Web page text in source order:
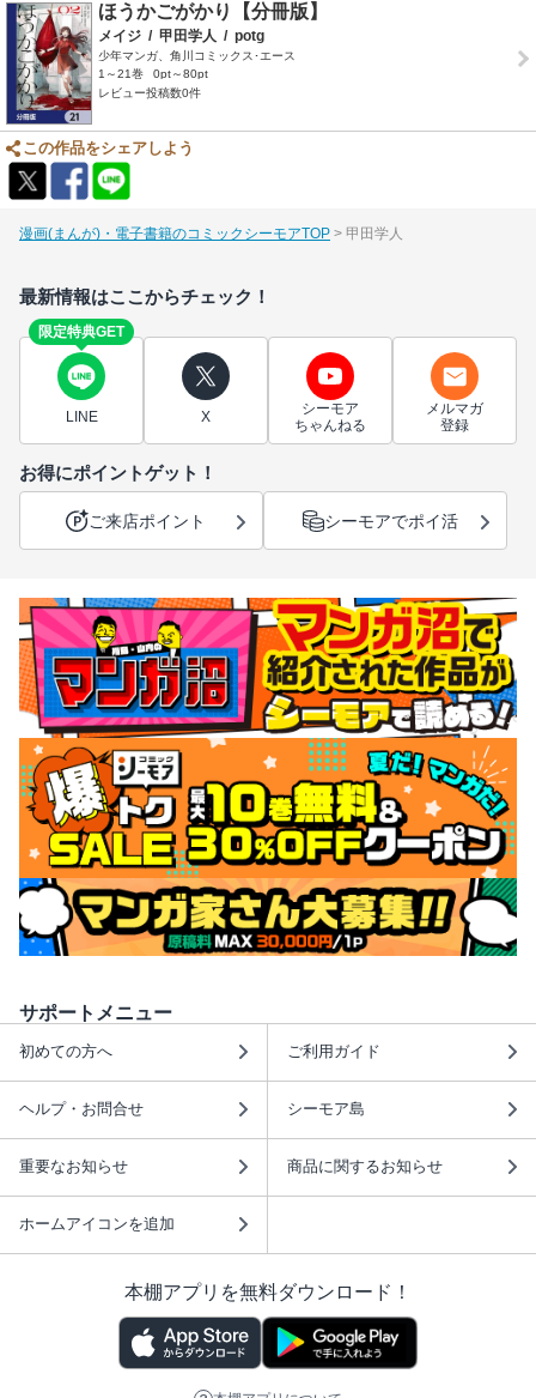
ほうかごがかり【分冊版】
メイジ / 甲田学人 / potg
少年マンガ、角川コミックス･エース
1～21巻
0pt～80pt
レビュー投稿数0件
この作品をシェアしよう
漫画(まんが)・電子書籍のコミックシーモアTOP 甲田学人
最新情報はここからチェック！
限定特典GET
LINE X
シーモア
ちゃんねる
メルマガ
登録
お得にポイントゲット！
ご来店ポイント シーモアでポイ活
サポートメニュー
初めての方へ ご利用ガイド
ヘルプ・お問合せ シーモア島
重要なお知らせ 商品に関するお知らせ
ホームアイコンを追加
本棚アプリを無料ダウンロード！